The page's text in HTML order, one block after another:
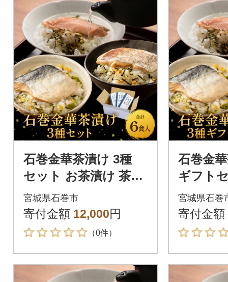
石巻金華茶漬け 3種
セット お茶漬け 茶漬
け 鯛 銀鮭 さば ご飯
のお供 ご飯のおとも
魚 タイ
宮城県石巻市
寄付金額 12,000円
（0件）
石巻金
ギフト
お茶漬
鮭 さば
祝い
宮城県石巻
寄付金額